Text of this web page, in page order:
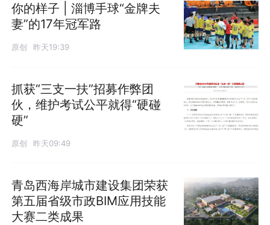
你的样子 | 淄博手球“金牌夫
妻”的17年冠军路
原创 昨天19:39
抓获“三支一扶”招募作弊团
伙，维护考试公平就得“硬碰
硬”
原创 昨天09:49
青岛西海岸城市建设集团荣获
第五届省级市政BIM应用技能
大赛二类成果